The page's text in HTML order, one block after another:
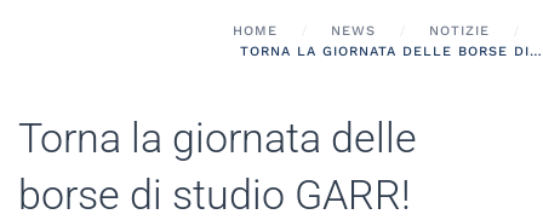
HOME NEWS
NOTIZIE
TORNA LA GIORNATA DELLE BORSE DI STUDIO GARR!
Torna la giornata delle
borse di studio GARR!